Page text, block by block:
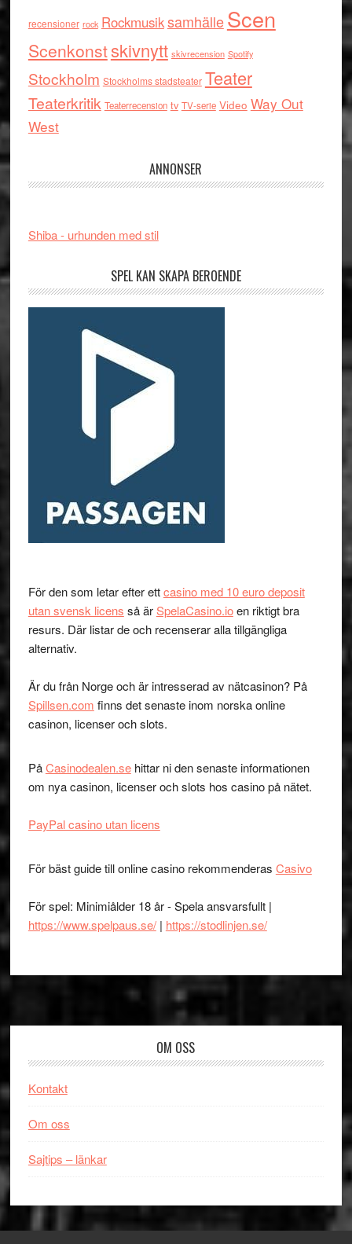
recensioner rock RockmusiksamhälleScen
Scenkonstskivnytt skivrecension Spotify
Stockholm Stockholms stadsteater Teater
Teaterkritik Teaterrecension tv TV-serie Video Way Out
West
ANNONSER
Shiba - urhunden med stil
SPEL KAN SKAPA BEROENDE
För den som letar efter ettcasino med 10 euro deposit
utan svensk licens så ärSpelaCasino.ioen riktigt bra
resurs. Där listar de och recenserar alla tillgängliga
alternativ.
Är du från Norge och är intresserad av nätcasinon? På
Spillsen.com finns det senaste inom norska online
casinon, licenser och slots.
PåCasinodealen.sehittar ni den senaste informationen
om nya casinon, licenser och slots hos casino på nätet.
PayPal casino utan licens
För bäst guide till online casino rekommenderas Casivo
För spel: Minimiålder 18 år - Spela ansvarsfullt |
https://www.spelpaus.se/| https://stodlinjen.se/
OM OSS
Kontakt
Om oss
Sajtips – länkar